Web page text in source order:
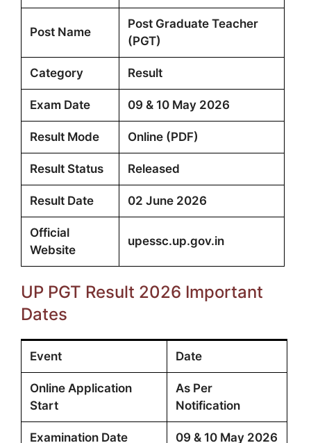
Post Name
Post Graduate Teacher
(PGT)
Category Result
Exam Date 09 & 10 May 2026
Result Mode Online (PDF)
Result Status Released
Result Date 02 June 2026
Official
Website
upessc.up.gov.in
UP PGT Result 2026 Important
Dates
Event Date
Online Application
Start
As Per
Notification
Examination Date 09 & 10 May 2026